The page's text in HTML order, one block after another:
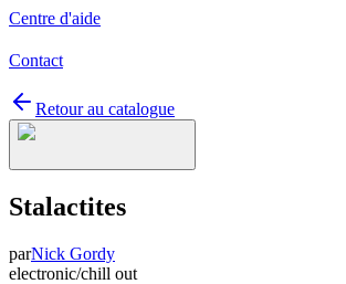
Centre d'aide
Contact
Retour au catalogue
Stalactites
parNick Gordy
electronic/chill out